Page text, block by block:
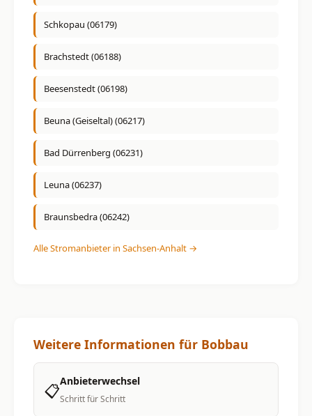
Schkopau (06179)
Brachstedt (06188)
Beesenstedt (06198)
Beuna (Geiseltal) (06217)
Bad Dürrenberg (06231)
Leuna (06237)
Braunsbedra (06242)
Alle Stromanbieter in Sachsen-Anhalt →
Weitere Informationen für Bobbau
📋Anbieterwechsel
Schritt für Schritt